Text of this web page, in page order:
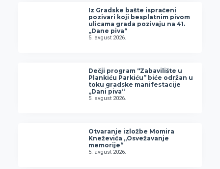
Iz Gradske bašte ispraćeni
pozivari koji besplatnim pivom
ulicama grada pozivaju na 41.
„Dane piva“
5. avgust 2026.
Dečji program “Zabavilište u
Plankiću Parkiću” biće održan u
toku gradske manifestacije
„Dani piva“
5. avgust 2026.
Otvaranje izložbe Momira
Kneževića „Osvežavanje
memorije“
5. avgust 2026.